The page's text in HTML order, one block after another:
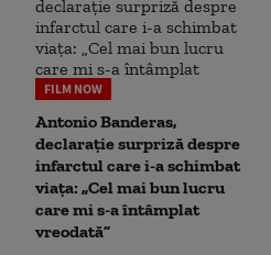
FILM NOW
Antonio Banderas,
declarație surpriză despre
infarctul care i-a schimbat
viața: „Cel mai bun lucru
care mi s-a întâmplat
vreodată”